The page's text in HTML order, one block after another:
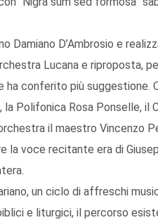
D’Ambrosio e
Lucana e riproposta,
ha conferito più suggestione.
la Polifonica Rosa Ponselle, il
il maestro Vincenzo
voce recitante era di
un ciclo di affreschi
e liturgici, il percorso